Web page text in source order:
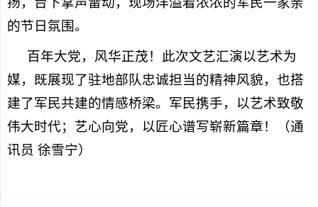
的节日氛围。
百年大党，风华正茂！此次文艺汇演以艺术为
媒，既展现了驻地部队忠诚担当的精神风貌，也搭
建了军民共建的情感桥梁。军民携手，以艺术致敬
伟大时代；艺心向党，以匠心谱写崭新篇章！（通
讯员 徐雪宁）